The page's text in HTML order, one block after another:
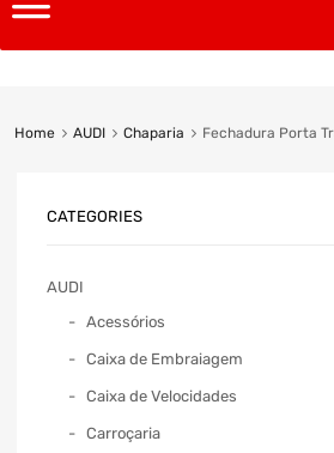
Home AUDI Chaparia Fechadura Porta
CATEGORIES
AUDI
Acessórios
Caixa de Embraiagem
Caixa de Velocidades
Carroçaria